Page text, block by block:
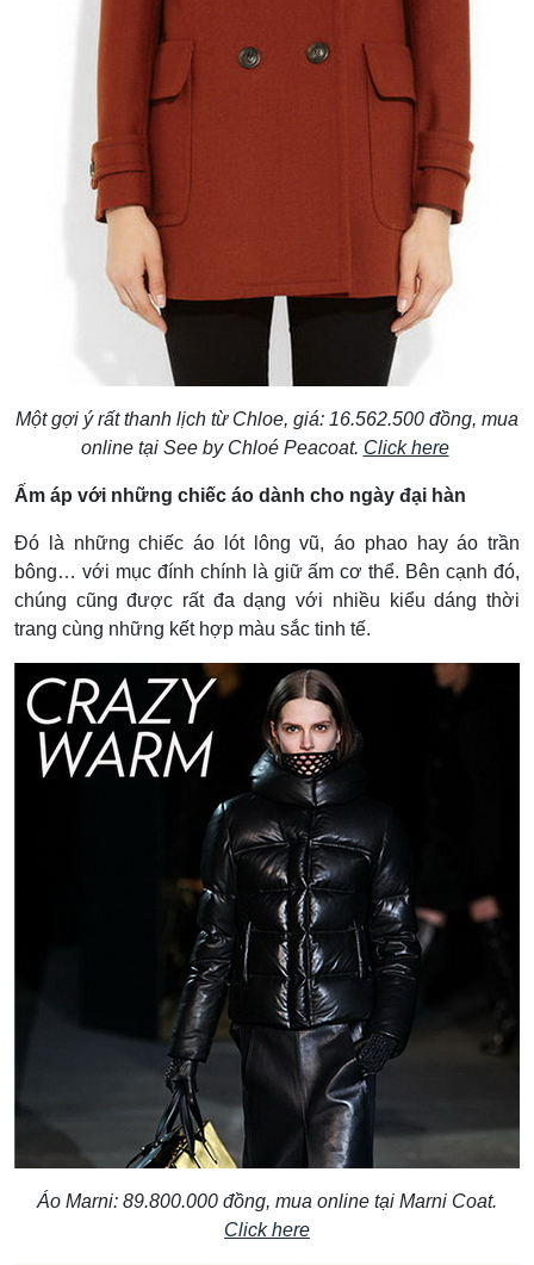
Một gợi ý rất thanh lịch từ Chloe, giá: 16.562.500 đồng, mua
online tại See by Chloé Peacoat. Click here
Ấm áp với những chiếc áo dành cho ngày đại hàn
Đó là những chiếc áo lót lông vũ, áo phao hay áo trần
bông… với mục đính chính là giữ ấm cơ thể. Bên cạnh đó,
chúng cũng được rất đa dạng với nhiều kiểu dáng thời
trang cùng những kết hợp màu sắc tinh tế.
Áo Marni: 89.800.000 đồng, mua online tại Marni Coat.
Click here